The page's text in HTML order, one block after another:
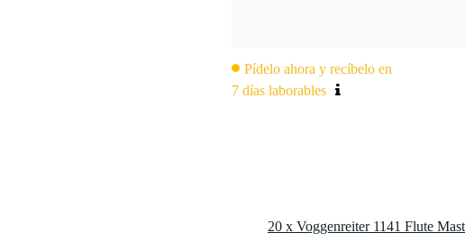
Pídelo ahora y recíbelo en
7 días laborables